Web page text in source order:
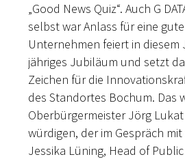
„Good News Quiz“. Auch G
selbst war Anlass für eine
Unternehmen feiert in diesem
jähriges Jubiläum und setzt
Zeichen für die
des Standortes Bochum. Das
Oberbürgermeister Jörg Lukat
würdigen, der im Gespräch
Jessika Lüning, Head of Public